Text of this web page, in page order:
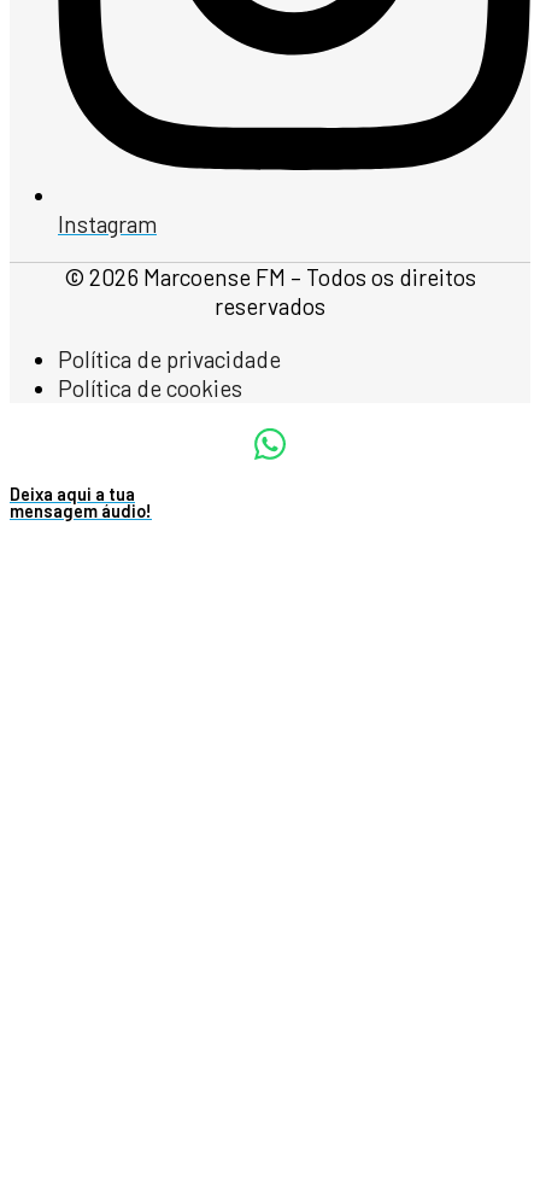
Instagram
© 2026 Marcoense FM – Todos os direitos
reservados
Política de privacidade
Política de cookies
Deixa aqui a tua
mensagem áudio!